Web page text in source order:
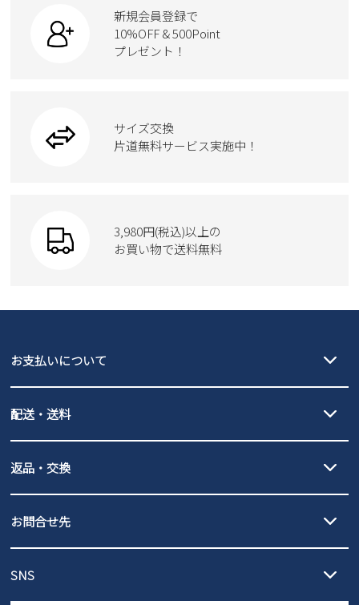
カジュアルシューズ
ワークシューズ
ウェア
moz
ローファー
ブーツ
Parade
GAP
スクール
new balance
瞬足
ボディバッグ
ハンドバッグ
トートバッグ
ケア用品
新規会員登録で
10%OFF & 500Point
プレゼント！
サイズ交換
片道無料サービス実施中！
3,980円(税込)以上の
お買い物で送料無料
お支払いについて
PayPay（オンライン決済）、代金引換のご利用が可能です。
配送・送料
北海道・本州・四国・九州…550円
3,980円（税込）以上お買い上げで送料無料
発送日・送料詳細については
ご利用ください。
全国一律…220円（税込）
発送日・送料詳細についてはご利用ガイドを
ご利用ください。
返品・交換
の片道無料サービスを実施中！
ントとしても安心してご利用いただけるよう、サイズ交換の受付期
お問合せ先
営業時間：11時～17時
SNS